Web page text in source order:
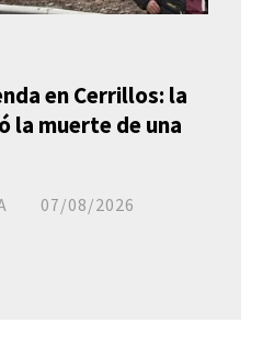
en Cerrillos: la
la muerte de una
07/08/2026